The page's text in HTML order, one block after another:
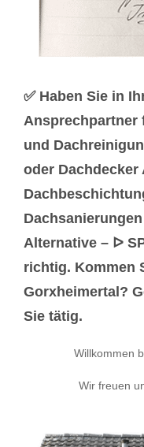
✅ Haben Sie in
Ansprechpartner
und
oder Dachdecker
Alternative – ᐅ
richtig. Kommen
Gorxheimertal?
Sie tätig.
Willkommen
Wir freuen